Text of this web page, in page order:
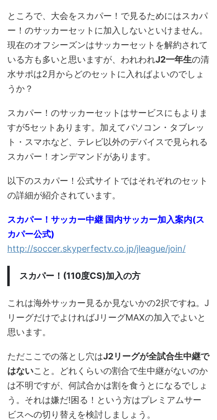
ところで、大会をスカパー！で見るためにはスカパ
ー！のサッカーセットに加入しないといけません。
現在のオフシーズンはサッカーセットを解約されて
いる方も多いと思いますが、われわれJ2一年生の清
水サポは2月からどのセットに入ればよいのでしょ
うか？
スカパー！のサッカーセットはサービスにもよりま
すが5セットあります。加えてパソコン・タブレッ
ト・スマホなど、テレビ以外のデバイスで見られる
スカパー！オンデマンドがあります。
以下のスカパー！公式サイトではそれぞれのセット
の詳細が紹介されています。
スカパー！サッカー中継 国内サッカー加入案内(ス
カパー公式)
http://soccer.skyperfectv.co.jp/jleague/join/
スカパー！(110度CS)加入の方
これは海外サッカー見るか見ないかの2択ですね。J
リーグだけでよければJリーグMAXの加入でよいと
思います。
ただここでの落とし穴はJ2リーグが全試合生中継で
はないこと。どれくらいの割合で生中継がないのか
は不明ですが、何試合かは割を食うとになるでしょ
う。それは嫌だ!困る！という方はプレミアムサー
ビスへの切り替えを検討しましょう。